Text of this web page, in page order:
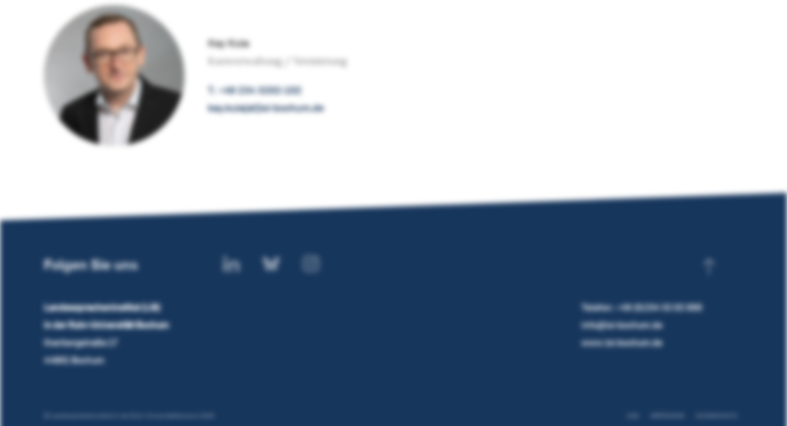
Kay Kula
Kursverwaltung / Vermietung
T. +49 234 3202-102
kay.kula[at]lsi-bochum.de
Folgen Sie uns
Landesspracheninstitut (LSI)
in der Ruhr-Universität Bochum
Overbergstraße 17
44801 Bochum
Telefon: +49 (0)234 32 02 000
info@lsi-bochum.de
www.lsi-bochum.de